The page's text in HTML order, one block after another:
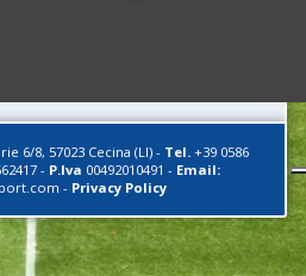
6/8, 57023 Cecina (LI) - Tel. +39 0586
- P.Iva 00492010491 - Email:
- Privacy Policy